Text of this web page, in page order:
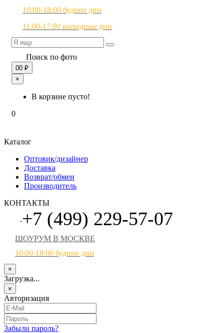
10:00-18:00 будние дни
11:00-17:00 выходные дни
Поиск по фото
00 ₽
×
В корзине пусто!
0
Каталог
Оптовик/дизайнер
Доставка
Возврат/обмен
Производитель
КОНТАКТЫ
+7 (499) 229-57-07
ШОУРУМ В МОСКВЕ
10:00-18:00 будние дни
×
Загрузка...
×
Авторизация
Забыли пароль?